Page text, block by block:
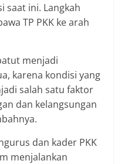
saat ini. Langkah
TP PKK ke arah
menjadi
karena kondisi yang
salah satu faktor
dan kelangsungan
dan kader PKK
menjalankan